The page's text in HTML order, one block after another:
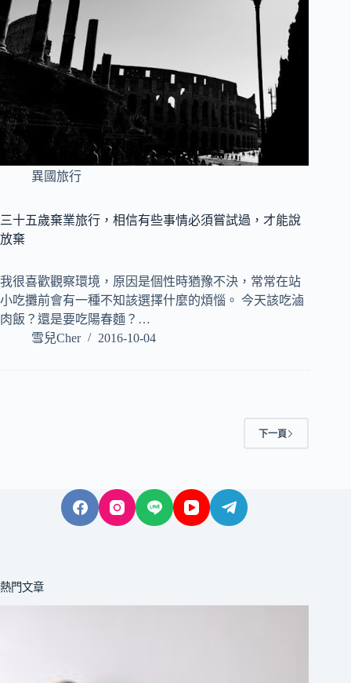
異國旅行
三十五歲棄業旅行，相信有些事情必須嘗試過，才能說
放棄
我很喜歡觀察環境，原因是個性時猶豫不決，常常在站
小吃攤前會有一種不知該選擇什麼的煩惱。 今天該吃滷
肉飯？還是要吃陽春麵？…
雪兒Cher
2016-10-04
下一頁
熱門文章